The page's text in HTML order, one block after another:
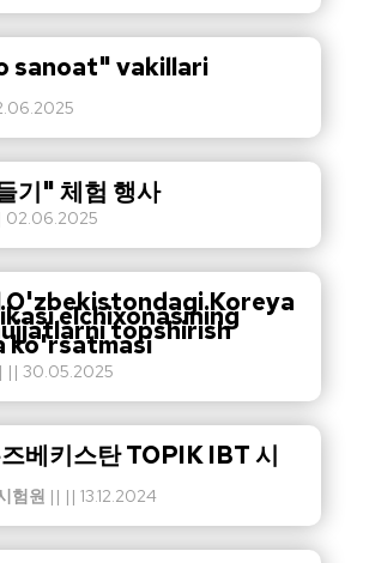
sanoat" vakillari
기" 체험 행사
02.06.2025
Koreya
elchixonasining
topshirish
ko'rsatmasi
|| 30.05.2025
베키스탄 TOPIK IBT 시
험원 || || 13.12.2024